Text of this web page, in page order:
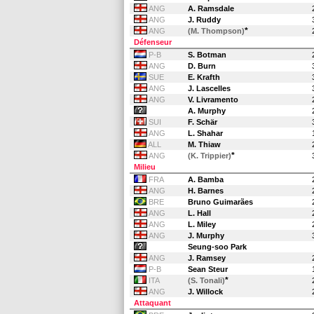
ANG
A. Ramsdale
ANG
J. Ruddy
ANG
(M. Thompson)*
Défenseur
P-B
S. Botman
ANG
D. Burn
SUE
E. Krafth
ANG
J. Lascelles
ANG
V. Livramento
A. Murphy
SUI
F. Schär
ANG
L. Shahar
ALL
M. Thiaw
ANG
(K. Trippier)*
Milieu
FRA
A. Bamba
ANG
H. Barnes
BRE
Bruno Guimarães
ANG
L. Hall
ANG
L. Miley
ANG
J. Murphy
Seung-soo Park
ANG
J. Ramsey
P-B
Sean Steur
ITA
(S. Tonali)*
ANG
J. Willock
Attaquant